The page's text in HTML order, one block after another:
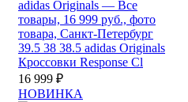
39.5 38 38.5 adidas Originals
Кроссовки Response Cl
16 999 ₽
НОВИНКА